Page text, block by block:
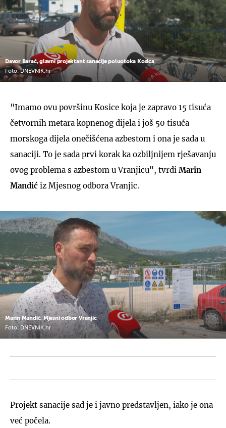
Davor Barać, glavni projektant sanacije poluotoka Kosica
Foto: DNEVNIK.hr
"Imamo ovu površinu Kosice koja je zapravo 15 tisuća
četvornih metara kopnenog dijela i još 50 tisuća
morskoga dijela onečišćena azbestom i ona je sada u
sanaciji. To je sada prvi korak ka ozbiljnijem rješavanju
ovog problema s azbestom u Vranjicu", tvrdi Marin
Mandić iz Mjesnog odbora Vranjic.
Marin Mandić, Mjesni odbor Vranjic
Foto: DNEVNIK.hr
Projekt sanacije sad je i javno predstavljen, iako je ona
već počela.